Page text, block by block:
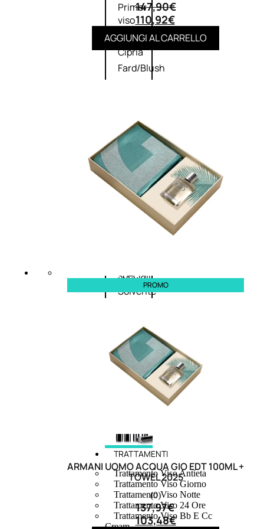
Primer
viso
Fondotinta
Cipria
Fard/Blush
Illuminante
abbronzanti
Fissatore
trucco
Unghie
speciali
Solvente
Cofanetti
unghie
TRATTAMENTI
Trattamento Viso Antieta
Trattamento Viso Giorno
Trattamento Viso Notte
Trattamento Viso 24 Ore
Trattamento Viso Bb E Cc
Cream
147,90€
110,92€
AGGIUNGI AL CARRELLO
PROMO
ARMANI UOMO ACQUA GIO EDT 100ML +
TOWEL 2025
(0)
137,97€
103,48€